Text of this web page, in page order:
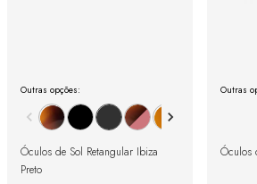
Outras opções:
Óculos de Sol Retangular Ibiza
Preto
Outras
Óculos